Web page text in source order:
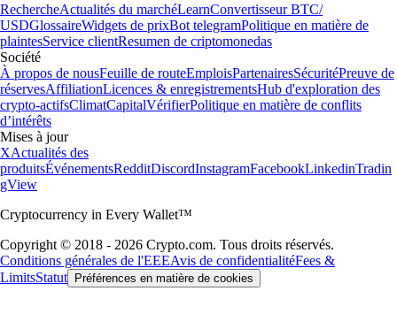
RechercheActualités du marchéLearnConvertisseur BTC/
USDGlossaireWidgets de prixBot telegramPolitique en matière de
plaintesService clientResumen de criptomonedas
Société
À propos de nousFeuille de routeEmploisPartenairesSécuritéPreuve de
réservesAffiliationLicences & enregistrementsHub d'exploration des
crypto-actifsClimatCapitalVérifierPolitique en matière de conflits
d’intérêts
Mises à jour
XActualités des
produitsÉvénementsRedditDiscordInstagramFacebookLinkedinTradin
gView
Cryptocurrency in Every Wallet™
Copyright © 2018 - 2026 Crypto.com. Tous droits réservés.
Conditions générales de l'EEEAvis de confidentialitéFees &
LimitsStatut Préférences en matière de cookies